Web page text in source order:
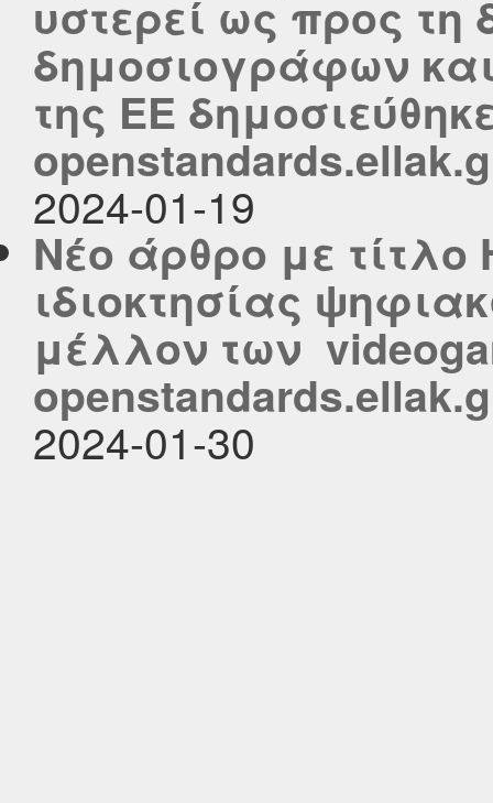
υστερεί ως προς
δημοσιογράφων
της ΕΕ
2024-01-19
Νέο άρθρο με
ιδιοκτησίας
μέλλον των
2024-01-30